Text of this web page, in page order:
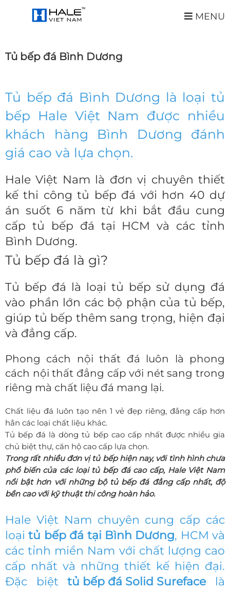
MENU
Tủ bếp đá Bình Dương
Tủ bếp đá Bình Dương là loại tủ
bếp Hale Việt Nam được nhiều
khách hàng Bình Dương đánh
giá cao và lựa chọn.
Hale Việt Nam là đơn vị chuyên thiết
kế thi công tủ bếp đá với hơn 40 dự
án suốt 6 năm từ khi bắt đầu cung
cấp tủ bếp đá tại HCM và các tỉnh
Bình Dương.
Tủ bếp đá là gì?
Tủ bếp đá là loại tủ bếp sử dụng đá
vào phần lớn các bộ phận của tủ bếp,
giúp tủ bếp thêm sang trọng, hiện đại
và đẳng cấp.
Phong cách nội thất đá luôn là phong
cách nội thất đẳng cấp với nét sang trong
riêng mà chất liệu đá mang lại.
Chất liệu đá luôn tạo nên 1 vẻ đẹp riêng, đẳng cấp hơn
hẳn các loại chất liệu khác.
Tủ bếp đá là dòng tủ bếp cao cấp nhất được nhiều gia
chủ biệt thự, căn hộ cao cấp lựa chọn.
Trong rất nhiều đơn vị tủ bếp hiện nay, với tình hình chưa
phổ biến của các loại tủ bếp đá cao cấp, Hale Việt Nam
nổi bật hơn với những bộ tủ bếp đá đẳng cấp nhất, độ
bền cao với kỹ thuật thi công hoàn hảo.
Hale Việt Nam chuyên cung cấp các
loạitủ bếp đá tại Bình Dương, HCM và
các tỉnh miền Nam với chất lượng cao
cấp nhất và những thiết kế hiện đại.
Đặc biệttủ bếp đá Solid Surefacelà